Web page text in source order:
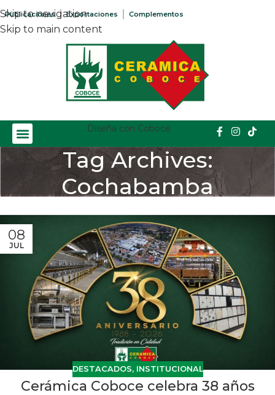
Skip to navigation
Skip to main content
Publicaciones Exportaciones Complementos
Diseña con Coboce
Tag Archives:
Cochabamba
08
JUL
DESTACADOS, INSTITUCIONAL
Cerámica Coboce celebra 38 años